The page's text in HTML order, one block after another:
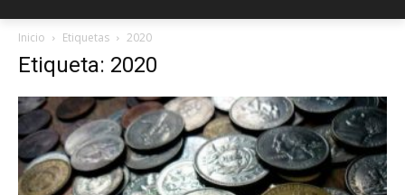
Inicio Etiquetas 2020
Etiqueta: 2020